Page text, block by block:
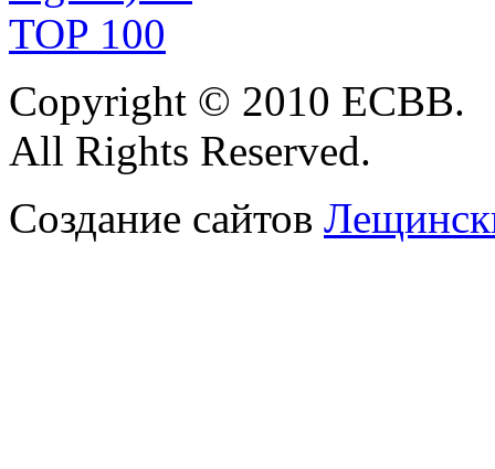
Copyright © 2010 ЕСВВ.
All Rights Reserved.
Создание сайтов